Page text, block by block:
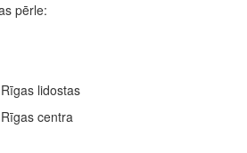
pērle:
lidostas
centra